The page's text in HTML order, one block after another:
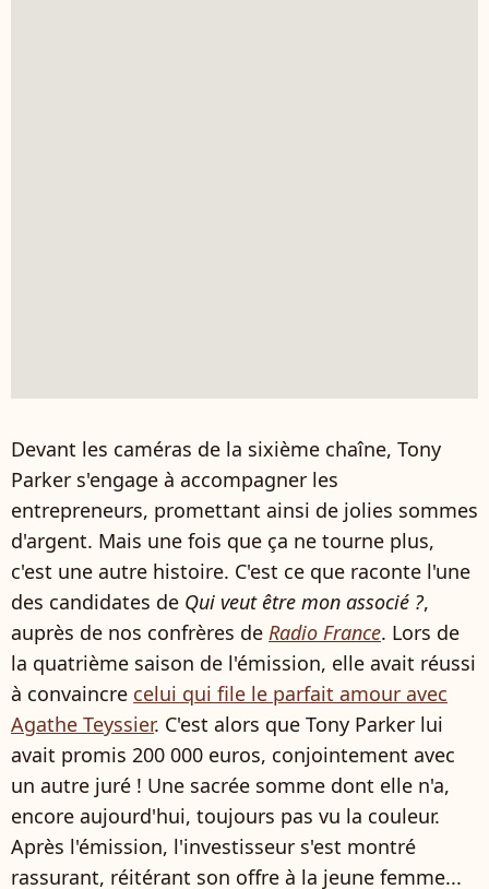
Devant les caméras de la sixième chaîne, Tony
Parker s'engage à accompagner les
entrepreneurs, promettant ainsi de jolies sommes
d'argent. Mais une fois que ça ne tourne plus,
c'est une autre histoire. C'est ce que raconte l'une
des candidates de Qui veut être mon associé ?,
auprès de nos confrères de Radio France. Lors de
la quatrième saison de l'émission, elle avait réussi
à convaincre celui qui file le parfait amour avec
Agathe Teyssier. C'est alors que Tony Parker lui
avait promis 200 000 euros, conjointement avec
un autre juré ! Une sacrée somme dont elle n'a,
encore aujourd'hui, toujours pas vu la couleur.
Après l'émission, l'investisseur s'est montré
rassurant, réitérant son offre à la jeune femme...